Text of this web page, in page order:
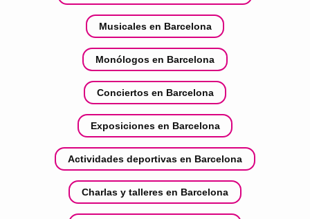
Musicales en Barcelona
Monólogos en Barcelona
Conciertos en Barcelona
Exposiciones en Barcelona
Actividades deportivas en Barcelona
Charlas y talleres en Barcelona